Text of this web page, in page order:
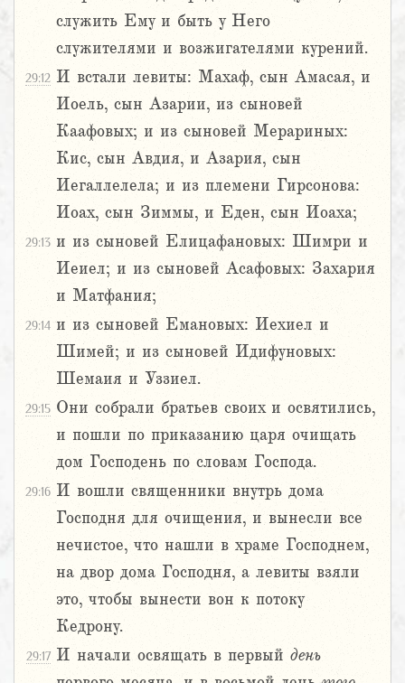
служить Ему и быть у Него
служителями и возжигателями курений.
29:12 И встали левиты: Махаф, сын Амасая, и
Иоель, сын Азарии, из сыновей
Каафовых; и из сыновей Мерариных:
Кис, сын Авдия, и Азария, сын
Иегаллелела; и из племени Гирсонова:
Иоах, сын Зиммы, и Еден, сын Иоаха;
29:13 и из сыновей Елицафановых: Шимри и
Иеиел; и из сыновей Асафовых: Захария
и Матфания;
29:14 и из сыновей Емановых: Иехиел и
Шимей; и из сыновей Идифуновых:
Шемаия и Уззиел.
29:15 Они собрали братьев своих и освятились,
и пошли по приказанию царя очищать
дом Господень по словам Господа.
29:16 И вошли священники внутрь дома
Господня для очищения, и вынесли все
нечистое, что нашли в храме Господнем,
на двор дома Господня, а левиты взяли
это, чтобы вынести вон к потоку
Кедрону.
29:17 И начали освящать в первый день